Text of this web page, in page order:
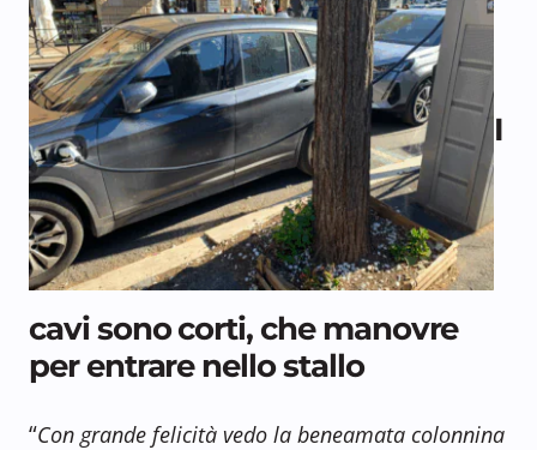
I
cavi sono corti, che manovre
per entrare nello stallo
“Con grande felicità vedo la beneamata colonnina